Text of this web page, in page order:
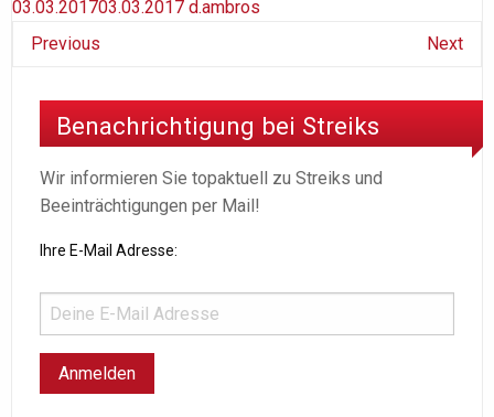
03.03.201703.03.2017 d.ambros
Previous
Next
Benachrichtigung bei Streiks
Wir informieren Sie topaktuell zu Streiks und
Beeinträchtigungen per Mail!
Ihre E-Mail Adresse: